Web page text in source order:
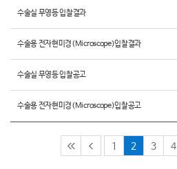
수술실 무영등 입찰결과
수술용 전자현미경(Microscope)입찰결과
수술실 무영등 입찰공고
수술용 전자현미경(Microscope)입찰공고
1 2 3 4